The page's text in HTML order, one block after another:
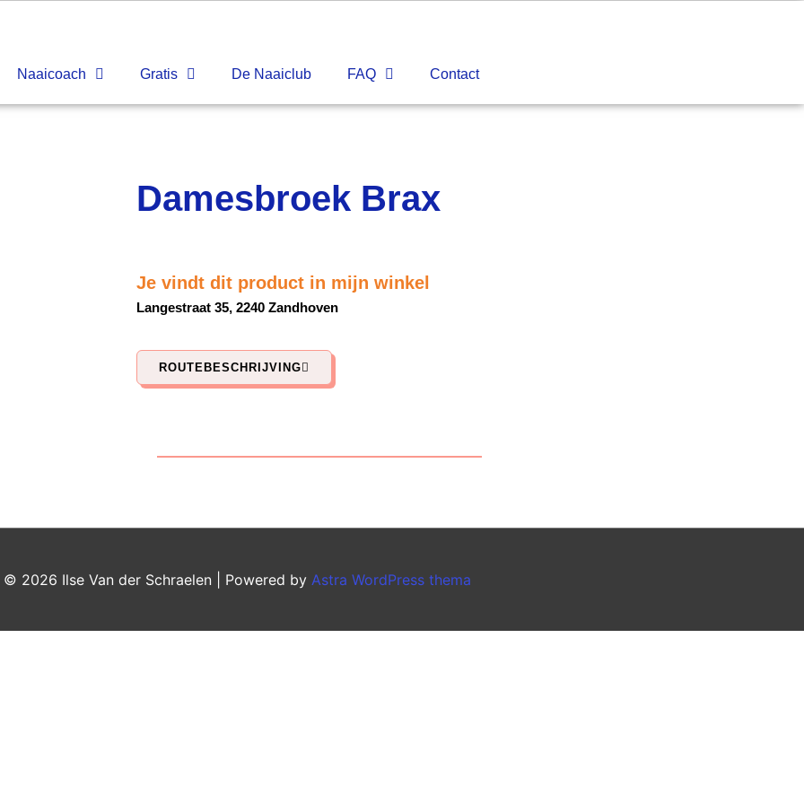
Naaicoach Gratis De Naaiclub FAQ Contact
Damesbroek Brax
Je vindt dit product in mijn winkel
Langestraat 35, 2240 Zandhoven
ROUTEBESCHRIJVING
© 2026 Ilse Van der Schraelen | Powered by Astra WordPress thema